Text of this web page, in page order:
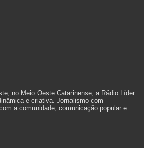
no Meio Oeste Catarinense, a Rádio Líder
e criativa. Jornalismo com
a comunidade, comunicação popular e